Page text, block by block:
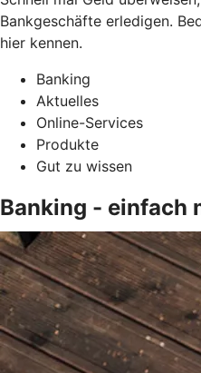
Bankgeschäfte erledigen.
hier kennen.
Banking
Aktuelles
Online-Services
Produkte
Gut zu wissen
Banking - einfach